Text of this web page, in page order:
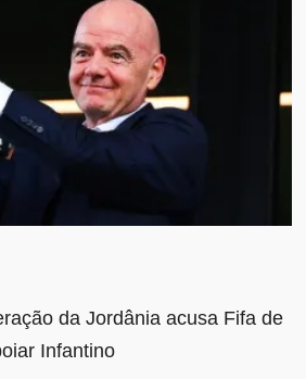
da Jordânia acusa Fifa de
Infantino